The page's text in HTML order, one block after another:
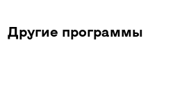
Другие программы